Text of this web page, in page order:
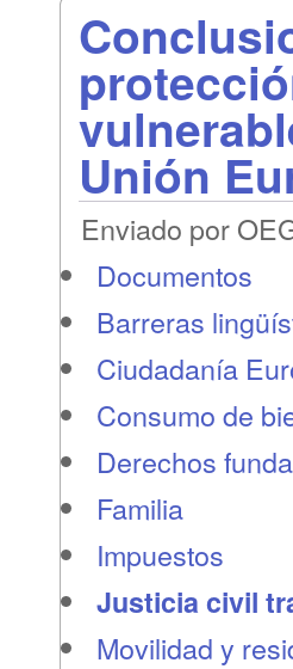
Unión
Enviado por
Documentos
Barreras
Ciudadanía
Consumo de
Derechos
Familia
Impuestos
Justicia civil
Movilidad y